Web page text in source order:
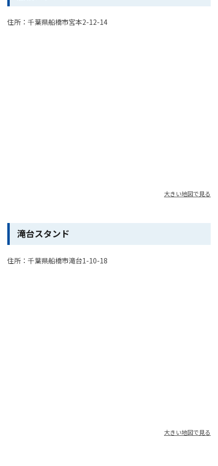
住所：千葉県船橋市宮本2-12-14
大きい地図で見る
滝台スタンド
住所：千葉県船橋市滝台1-10-18
大きい地図で見る